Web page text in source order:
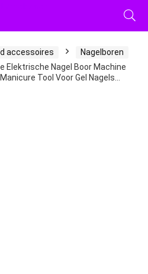
accessoires
Nagelboren
Elektrische Nagel Boor Machine
Tool Voor Gel Nagels…